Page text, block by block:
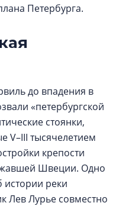
Петербурга.
до впадения в
«петербургской
стоянки,
V–III тысячелетием
крепости
Швеции. Одно
истории реки
Лев Лурье совместно